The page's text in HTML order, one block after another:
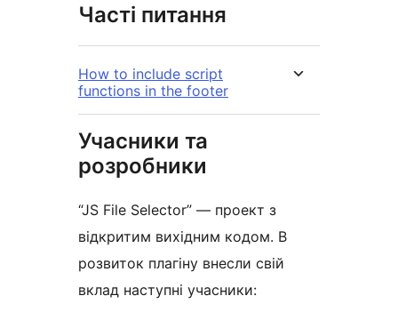
Часті питання
How to include script
functions in the footer
Учасники та
розробники
“JS File Selector” — проект з
відкритим вихідним кодом. В
розвиток плагіну внесли свій
вклад наступні учасники: